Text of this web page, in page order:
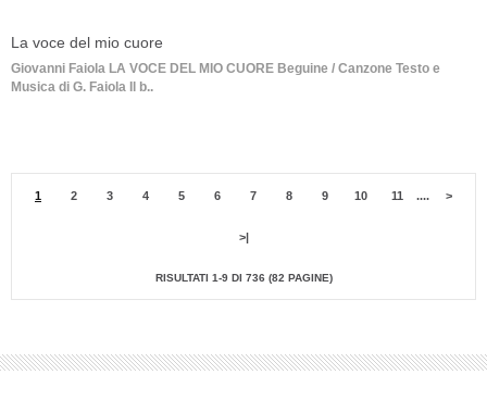
La voce del mio cuore
Giovanni Faiola LA VOCE DEL MIO CUORE Beguine / Canzone Testo e
Musica di G. Faiola Il b..
1 2 3 4 5 6 7 8 9 10 11 .... >
>|
RISULTATI 1-9 DI 736 (82 PAGINE)